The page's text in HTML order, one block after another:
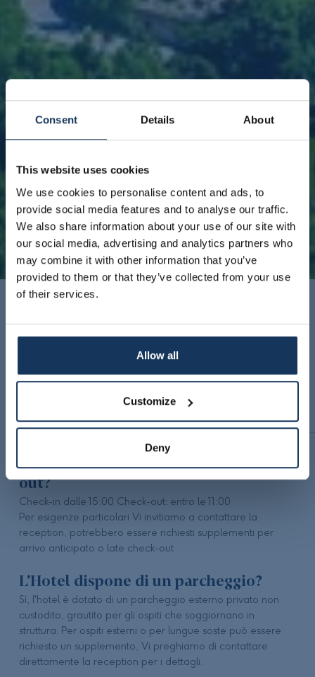
Consent Details About
This website uses cookies
We use cookies to personalise content and ads, to
provide social media features and to analyse our traffic.
We also share information about your use of our site with
our social media, advertising and analytics partners who
may combine it with other information that you’ve
provided to them or that they’ve collected from your use
of their services.
Allow all
Customize
Deny
F.A.Q.
HOTEL & SERVIZI
Quali sono gli orari check-in e check-
out?
Check-in dalle 15:00 Check-out: entro le 11:00
Per esigenze particolari Vi invitiamo a contattare la
reception, potrebbero essere richiesti supplementi per
arrivo anticipato o late check-out
L’Hotel dispone di un parcheggio?
Sì, l'hotel è dotato di un parcheggio esterno privato non
custodito, grautito per gli ospiti che soggiornano in
struttura. Per ospiti esterni o per lungue soste può essere
richiesto un supplemento, Vi preghiamo di contattare
direttamente la reception per i dettagli.